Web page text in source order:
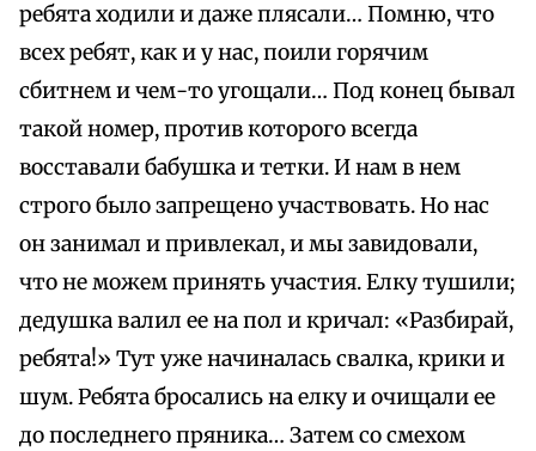
ребята ходили и даже плясали… Помню, что
всех ребят, как и у нас, поили горячим
сбитнем и чем-то угощали… Под конец бывал
такой номер, против которого всегда
восставали бабушка и тетки. И нам в нем
строго было запрещено участвовать. Но нас
он занимал и привлекал, и мы завидовали,
что не можем принять участия. Елку тушили;
дедушка валил ее на пол и кричал: «Разбирай,
ребята!» Тут уже начиналась свалка, крики и
шум. Ребята бросались на елку и очищали ее
до последнего пряника… Затем со смехом